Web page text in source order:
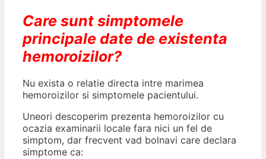
Care sunt simptomele
principale date de existenta
hemoroizilor?
Nu exista o relatie directa intre marimea
hemoroizilor si simptomele pacientului.
Uneori descoperim prezenta hemoroizilor cu
ocazia examinarii locale fara nici un fel de
simptom, dar frecvent vad bolnavi care declara
simptome ca: